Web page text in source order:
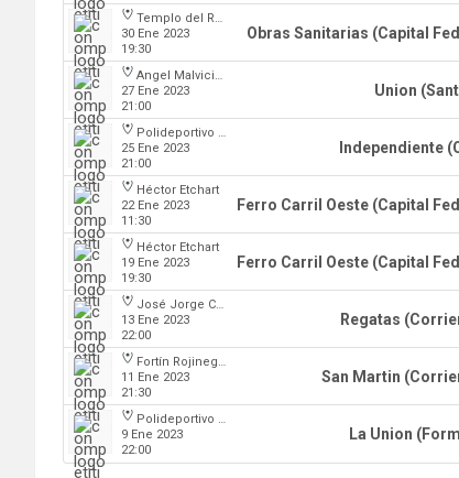
Templo del Rock
30 Ene 2023
19:30
Obras Sanitarias (Capital
Angel Malvicino
27 Ene 2023
21:00
Union
Polideportivo Independiente
25 Ene 2023
21:00
Independiente
Héctor Etchart
22 Ene 2023
11:30
Ferro Carril Oeste (Capital
Héctor Etchart
19 Ene 2023
19:30
Ferro Carril Oeste (Capital
José Jorge Contte
13 Ene 2023
22:00
Regatas
Fortín Rojinegro
11 Ene 2023
21:30
San Martin
Polideportivo Cincuentenario
9 Ene 2023
22:00
La Union